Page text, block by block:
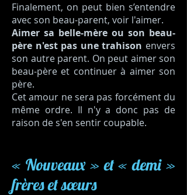
Finalement, on peut bien s’entendre
avec son beau-parent, voir l'aimer.
Aimer sa belle-mère ou son beau-
père n'est pas une trahison envers
son autre parent. On peut aimer son
beau-père et continuer à aimer son
père.
Cet amour ne sera pas forcément du
même ordre. Il n'y a donc pas de
raison de s'en sentir coupable.
« Nouveaux » et « demi »
frères et sœurs